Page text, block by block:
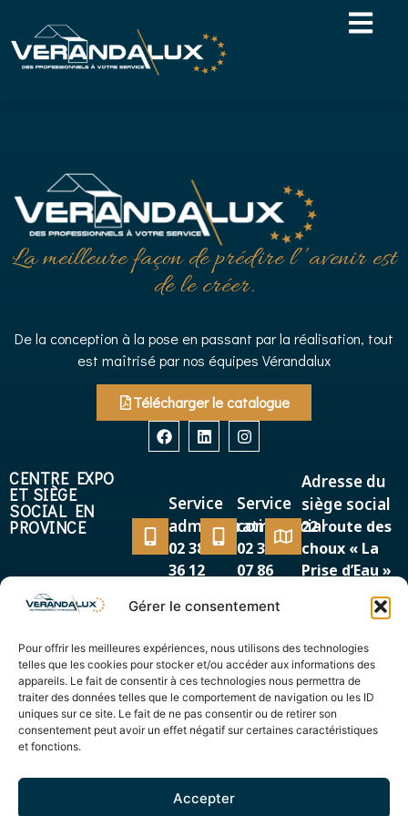
Gérer le consentement
Pour offrir les meilleures expériences, nous utilisons des technologies
telles que les cookies pour stocker et/ou accéder aux informations des
appareils. Le fait de consentir à ces technologies nous permettra de
traiter des données telles que le comportement de navigation ou les ID
uniques sur ce site. Le fait de ne pas consentir ou de retirer son
consentement peut avoir un effet négatif sur certaines caractéristiques
et fonctions.
Accepter
La meilleure façon de prédire l’’avenir est
de le créer.
De la conception à la pose en passant par la réalisation, tout
est maîtrisé par nos équipes Vérandalux
Télécharger le catalogue
CENTRE EXPO
ET SIÈGE
SOCIAL EN
PROVINCE
Service
administratif
02 38 38
36 12
Service
commercial
02 38 38
07 86
Adresse du
siège social
22 route des
choux « La
Prise d’Eau »
45500 GIEN
EN RÉGION
PARISIENNE
Service
commercial
01 69 12
44 00
87/89, avenue de la
Cour de France
91260 JUVISY SUR
ORGE